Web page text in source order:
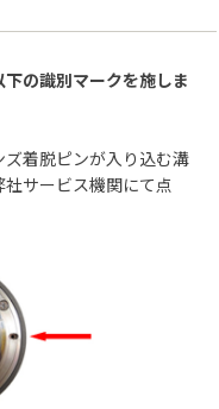
の識別マークを施しま
着脱ピンが入り込む溝
サービス機関にて点